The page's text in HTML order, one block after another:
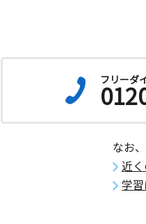
フリーダ
なお
近
学